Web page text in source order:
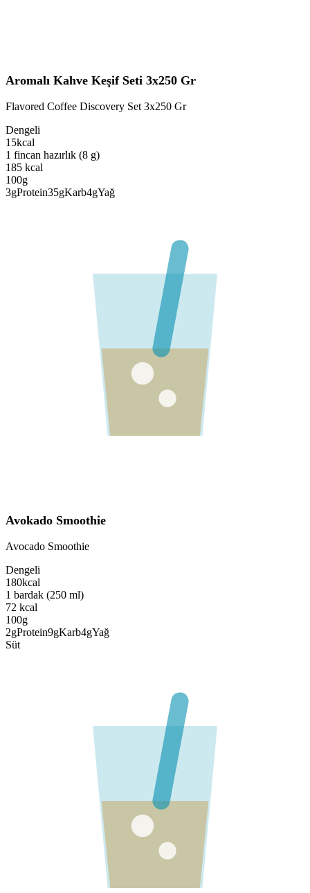
Aromalı Kahve Keşif Seti 3x250 Gr
Flavored Coffee Discovery Set 3x250 Gr
Dengeli
15kcal
1 fincan hazırlık (8 g)
185 kcal
100g
3gProtein35gKarb4gYağ
Avokado Smoothie
Avocado Smoothie
Dengeli
180kcal
1 bardak (250 ml)
72 kcal
100g
2gProtein9gKarb4gYağ
Süt